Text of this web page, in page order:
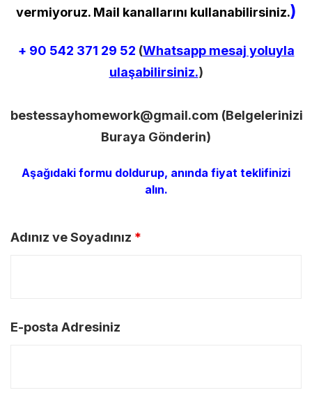
vermiyoruz. Mail kanallarını kullanabilirsiniz.)
+ 90 542 371 29 52 (Whatsapp mesaj yoluyla
ulaşabilirsiniz.)
bestessayhomework@gmail.com (Belgelerinizi
Buraya Gönderin)
Aşağıdaki formu doldurup, anında fiyat teklifinizi
alın.
Adınız ve Soyadınız *
E-posta Adresiniz